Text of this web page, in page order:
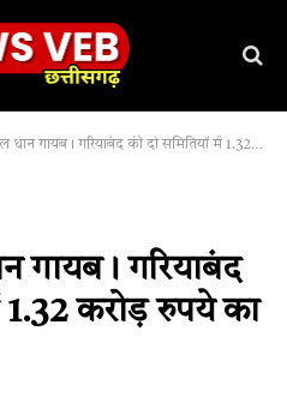
गरियाबंद की दो समितियों में 1.32 करोड़ रुपये का घोटाला उजागर
गायब। गरियाबंद
1.32 करोड़ रुपये का